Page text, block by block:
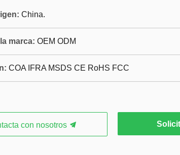
China.
marca: OEM ODM
COA IFRA MSDS CE RoHS FCC
con nosotros